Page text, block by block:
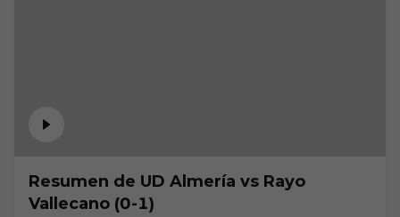
Resumen de UD Almería vs Rayo
Vallecano (0-1)